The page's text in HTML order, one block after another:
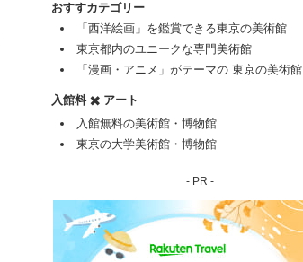
おすすカテゴリー
「西洋絵画」を鑑賞できる東京の美術館
東京都内のユニークな専門美術館
「漫画・アニメ」がテーマの 東京の美術館
入館料 ✖️ アート
入館無料の美術館・博物館
東京の大学美術館・博物館
- PR -